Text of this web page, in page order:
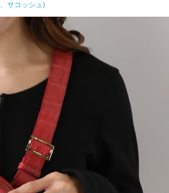
サコッシュ)